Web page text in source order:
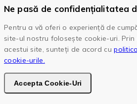
Ne pasă de confidențialitatea
Pentru a vă oferi o experiență de
site-ul nostru folosește cookie-uri.
acestui site, sunteți de acord cu
cookie-urile.
Accepta Cookie-Uri